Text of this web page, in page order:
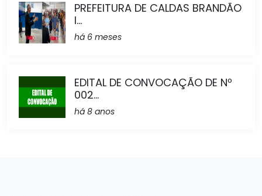
PREFEITURA DE CALDAS BRANDÃO
I...
há 6 meses
EDITAL DE CONVOCAÇÃO DE Nº
002...
há 8 anos